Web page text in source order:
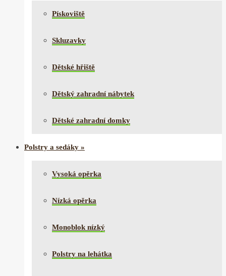
Pískoviště
Skluzavky
Dětské hřiště
Dětský zahradní nábytek
Dětské zahradní domky
Polstry a sedáky »
Vysoká opěrka
Nízká opěrka
Monoblok nízký
Polstry na lehátka